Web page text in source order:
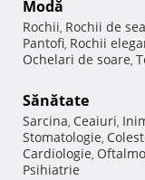
Modă
Rochii, Rochii de
Pantofi, Rochii
Ochelari de soare,
Sănătate
Sarcina, Ceaiuri,
Stomatologie,
Cardiologie,
Psihiatrie